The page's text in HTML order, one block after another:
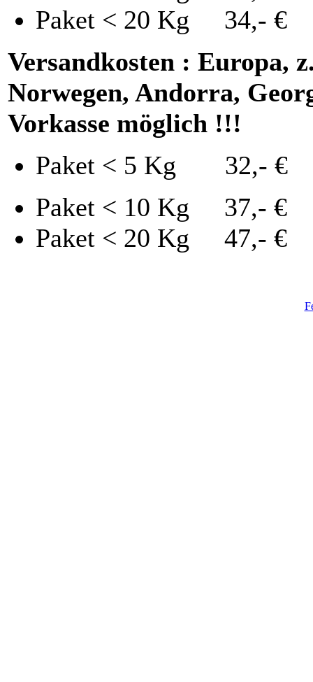
Paket < 20 Kg 34,- €
Versandkosten : Europa,
Norwegen, Andorra,
Vorkasse möglich !!!
Paket < 5 Kg 32,- €
Paket < 10 Kg 37,- €
Paket < 20 Kg 47,- €